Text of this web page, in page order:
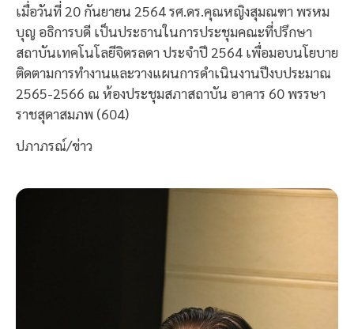
เมื่อวันที่ 20 กันยายน 2564 รศ.ดร.คุณหญิงสุมณฑา พรหม
บุญ อธิการบดี เป็นประธานในการประชุมคณะที่ปรึกษา
สถาบันเทคโนโลยีจิตรลดา ประจำปี 2564 เพื่อมอบนโยบาย
ติดตามการทำงานและวางแผนการดำเนินงานปีงบประมาณ
2565-2566 ณ ห้องประชุมสภาสถาบัน อาคาร 60 พรรษา
ราชสุดาสมภพ (604)
ปภาภรณ์/ข่าว